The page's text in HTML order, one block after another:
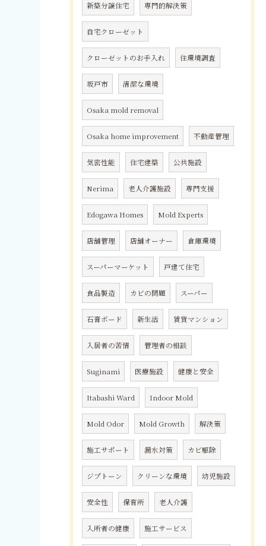
新築分譲住宅 専門的解決策
自宅クローゼット
クローゼットのお手入れ 住環境調査
坂戸市 清潔な環境
Osaka mold removal
Osaka home improvement 不動産管理
気密性能 住宅建築 公共施設
Nerima 老人介護施設 専門支援
Edogawa Homes Mold Experts
店舗管理 店舗オーナー 倉庫環境
スーパーマーケット 戸建て住宅
食品製造 カビの問題 スーパー
石膏ボード 新生活 賃貸マンション
入居者の苦情 管理者の相談
Suginami 医療施設 健康と安全
Itabashi Ward Indoor Mold
Mold Odor Mold Growth 解決策
施工サポート 漏水対策 カビ駆除
ジプトーン クリーンな環境 幼児施設
安全性 保育所 老人介護
入所者の健康 施工サービス